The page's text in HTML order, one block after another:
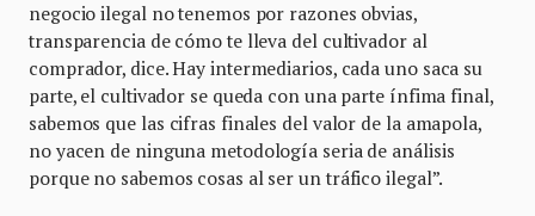
negocio ilegal no tenemos por razones obvias,
transparencia de cómo te lleva del cultivador al
comprador, dice. Hay intermediarios, cada uno saca su
parte, el cultivador se queda con una parte ínfima final,
sabemos que las cifras finales del valor de la amapola,
no yacen de ninguna metodología seria de análisis
porque no sabemos cosas al ser un tráfico ilegal”.